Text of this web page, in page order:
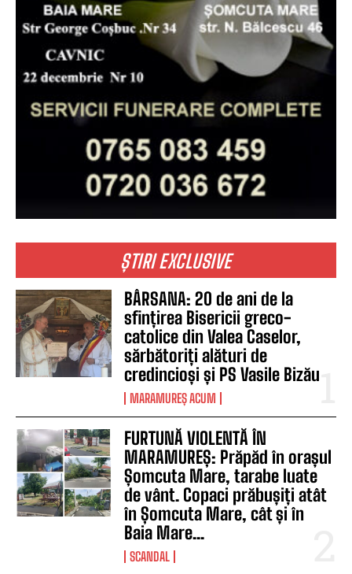
ȘTIRI EXCLUSIVE
BÂRSANA: 20 de ani de la
sfințirea Bisericii greco-
catolice din Valea Caselor,
sărbătoriți alături de
credincioși și PS Vasile Bizău
MARAMUREȘ ACUM
FURTUNĂ VIOLENTĂ ÎN
MARAMUREȘ: Prăpăd în orașul
Șomcuta Mare, tarabe luate
de vânt. Copaci prăbușiți atât
în Șomcuta Mare, cât și în
Baia Mare...
SCANDAL